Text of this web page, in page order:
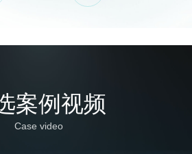
案例视频
Case video